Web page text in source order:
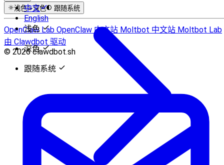
中文
English
浅色 深色 跟随系统
浅色
深色
跟随系统
OpenClaw Lab OpenClaw 中文站 Moltbot 中文站 Moltbot Lab
由 Clawdbot 驱动
© 2026 clawdbot.sh